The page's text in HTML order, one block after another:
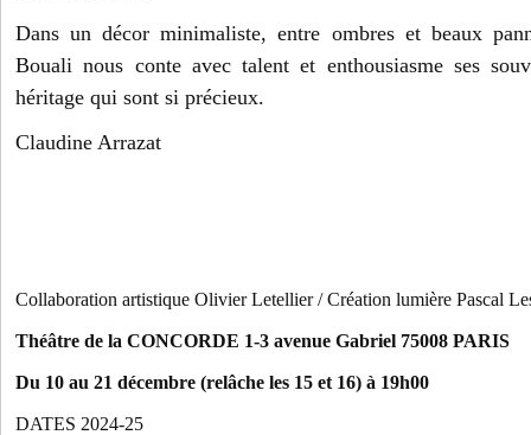
Dans un décor minimaliste, entre ombres et beaux
Bouali nous conte avec talent et enthousiasme ses
héritage qui sont si précieux.
Claudine Arrazat
Collaboration artistique Olivier Letellier /Création lumière Pascal
Théâtre de la CONCORDE 1-3 avenue Gabriel 75008 PARIS
Du 10 au 21 décembre (relâche les 15 et 16) à 19h00
DATES 2024-25